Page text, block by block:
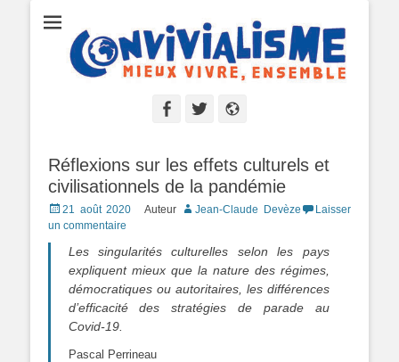
Convivialisme
Mieux vivre, ensemble
Facebook
Twitter
Réflexions sur les effets culturels et
civilisationnels de la pandémie
Posted
on
21 août 2020 Auteur Jean-Claude Devèze
Laisser
un commentaire
Les singularités culturelles selon les pays
expliquent mieux que la nature des régimes,
démocratiques ou autoritaires, les différences
d’efficacité des stratégies de parade au
Covid-19.
Pascal Perrineau